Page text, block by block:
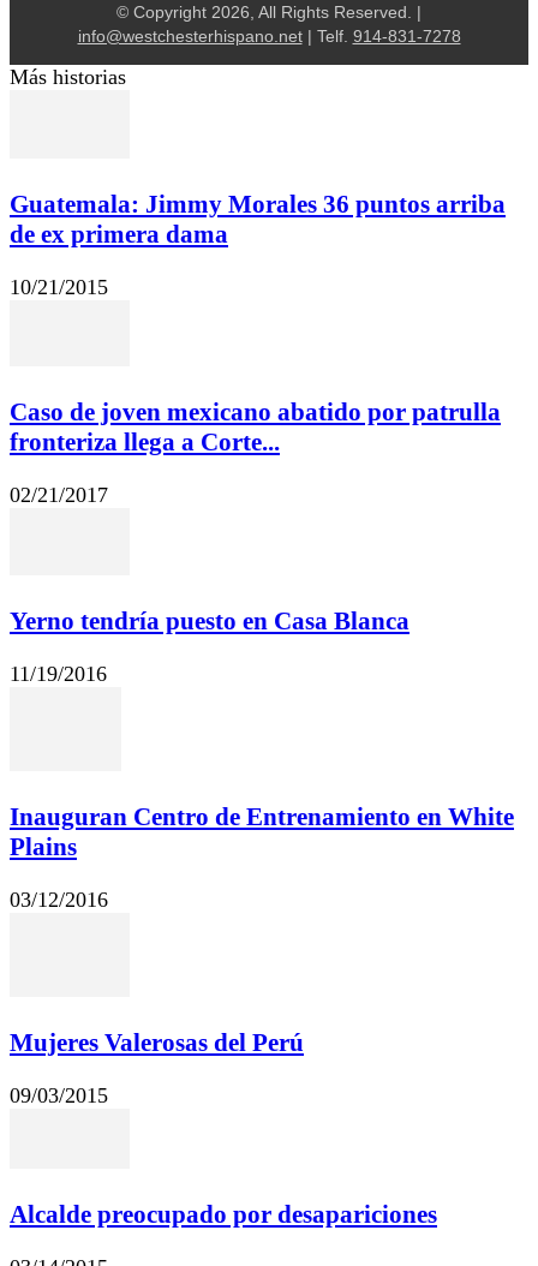
© Copyright 2026, All Rights Reserved. |
info@westchesterhispano.net| Telf. 914-831-7278
Más historias
Guatemala: Jimmy Morales 36 puntos arriba
de ex primera dama
10/21/2015
Caso de joven mexicano abatido por patrulla
fronteriza llega a Corte...
02/21/2017
Yerno tendría puesto en Casa Blanca
11/19/2016
Inauguran Centro de Entrenamiento en White
Plains
03/12/2016
Mujeres Valerosas del Perú
09/03/2015
Alcalde preocupado por desapariciones